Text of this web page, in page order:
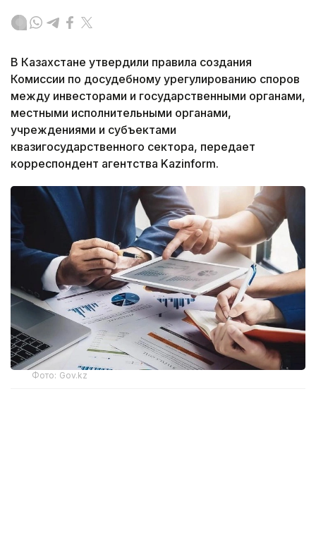
В Казахстане утвердили правила создания
Комиссии по досудебному урегулированию споров
между инвесторами и государственными органами,
местными исполнительными органами,
учреждениями и субъектами
квазигосударственного сектора, передает
корреспондент агентства Kazinform.
Фото: Gov.kz